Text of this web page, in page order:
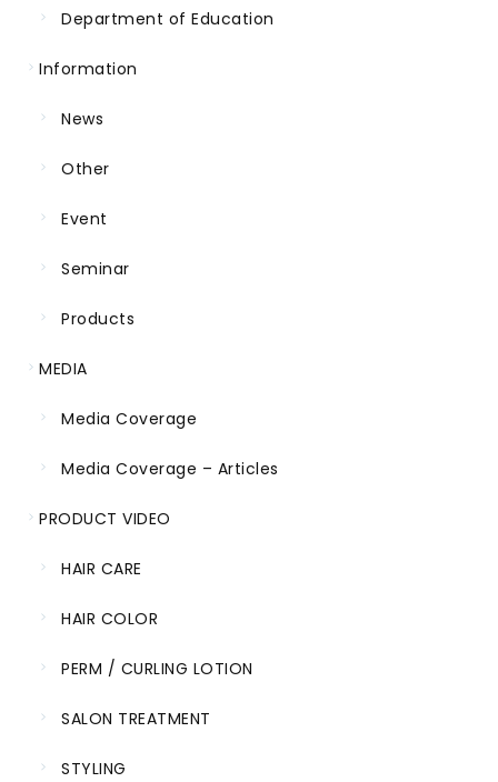
Department of Education
Information
News
Other
Event
Seminar
Products
MEDIA
Media Coverage
Media Coverage – Articles
PRODUCT VIDEO
HAIR CARE
HAIR COLOR
PERM / CURLING LOTION
SALON TREATMENT
STYLING